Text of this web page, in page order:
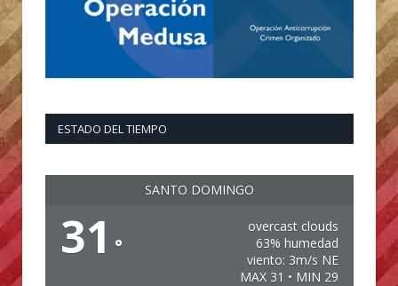
ESTADO DEL TIEMPO
SANTO DOMINGO
31 °
overcast clouds
63% humedad
viento: 3m/s NE
MAX 31 • MIN 29